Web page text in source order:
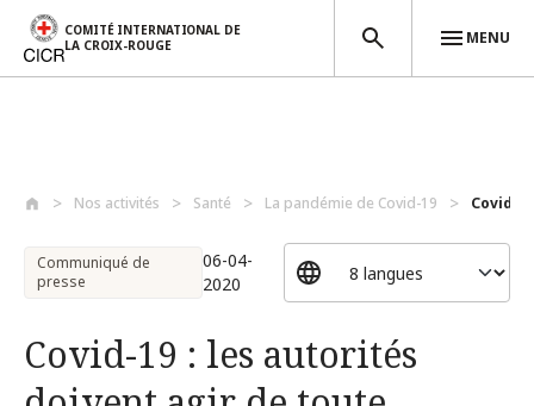
COMITÉ INTERNATIONAL DE
LA CROIX-ROUGE
MENU
Nos activités Santé La pandémie de Covid-19 Covid-
Communiqué de
presse
06-04-
2020
Covid-19 : les autorités